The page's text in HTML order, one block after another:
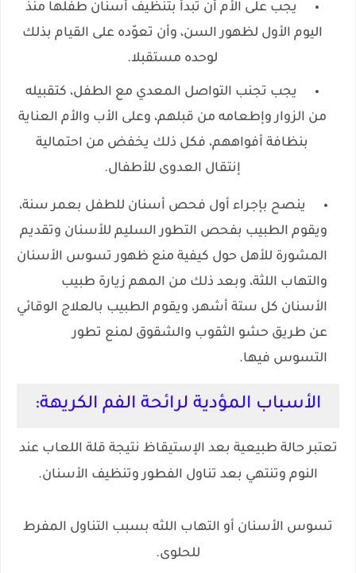
يجب على الأم أن تبدأ بتنظيف أسنان طفلها منذ
اليوم الأول لظهور السن، وأن تعوّده على القيام بذلك
لوحده مستقبلا.
يجب تجنب التواصل المعدي مع الطفل، كتقبيله
من الزوار وإطعامه من قبلهم، وعلى الأب والأم العناية
بنظافة أفواههم، فكل ذلك يخفض من احتمالية
إنتقال العدوى للأطفال.
ينصح بإجراء أول فحص أسنان للطفل بعمر سنة،
ويقوم الطبيب بفحص التطور السليم للأسنان وتقديم
المشورة للأهل حول كيفية منع ظهور تسوس الأسنان
والتهاب اللثة، وبعد ذلك من المهم زيارة طبيب
الأسنان كل ستة أشهر، ويقوم الطبيب بالعلاج الوقائي
عن طريق حشو الثقوب والشقوق لمنع تطور
التسوس فيها.
الأسباب المؤدية لرائحة الفم الكريهة:
تعتبر حالة طبيعية بعد الإستيقاظ نتيجة قلة اللعاب عند
النوم وتنتهي بعد تناول الفطور وتنظيف الأسنان.
تسوس الأسنان أو التهاب اللثه بسبب التناول المفرط
للحلوى.